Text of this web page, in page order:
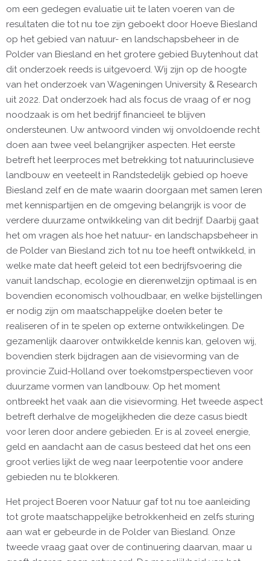
om een gedegen evaluatie uit te laten voeren van de
resultaten die tot nu toe zijn geboekt door Hoeve Biesland
op het gebied van natuur- en landschapsbeheer in de
Polder van Biesland en het grotere gebied Buytenhout dat
dit onderzoek reeds is uitgevoerd. Wij zijn op de hoogte
van het onderzoek van Wageningen University & Research
uit 2022. Dat onderzoek had als focus de vraag of er nog
noodzaak is om het bedrijf financieel te blijven
ondersteunen. Uw antwoord vinden wij onvoldoende recht
doen aan twee veel belangrijker aspecten. Het eerste
betreft het leerproces met betrekking tot natuurinclusieve
landbouw en veeteelt in Randstedelijk gebied op hoeve
Biesland zelf en de mate waarin doorgaan met samen leren
met kennispartijen en de omgeving belangrijk is voor de
verdere duurzame ontwikkeling van dit bedrijf. Daarbij gaat
het om vragen als hoe het natuur- en landschapsbeheer in
de Polder van Biesland zich tot nu toe heeft ontwikkeld, in
welke mate dat heeft geleid tot een bedrijfsvoering die
vanuit landschap, ecologie en dierenwelzijn optimaal is en
bovendien economisch volhoudbaar, en welke bijstellingen
er nodig zijn om maatschappelijke doelen beter te
realiseren of in te spelen op externe ontwikkelingen. De
gezamenlijk daarover ontwikkelde kennis kan, geloven wij,
bovendien sterk bijdragen aan de visievorming van de
provincie Zuid-Holland over toekomstperspectieven voor
duurzame vormen van landbouw. Op het moment
ontbreekt het vaak aan die visievorming. Het tweede aspect
betreft derhalve de mogelijkheden die deze casus biedt
voor leren door andere gebieden. Er is al zoveel energie,
geld en aandacht aan de casus besteed dat het ons een
groot verlies lijkt de weg naar leerpotentie voor andere
gebieden nu te blokkeren.
Het project Boeren voor Natuur gaf tot nu toe aanleiding
tot grote maatschappelijke betrokkenheid en zelfs sturing
aan wat er gebeurde in de Polder van Biesland. Onze
tweede vraag gaat over de continuering daarvan, maar u